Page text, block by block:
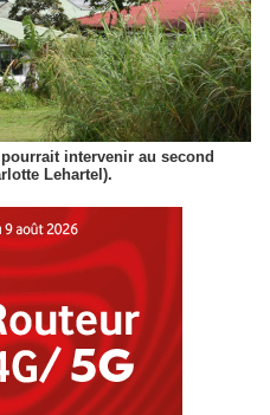
intervenir au second
Lehartel).